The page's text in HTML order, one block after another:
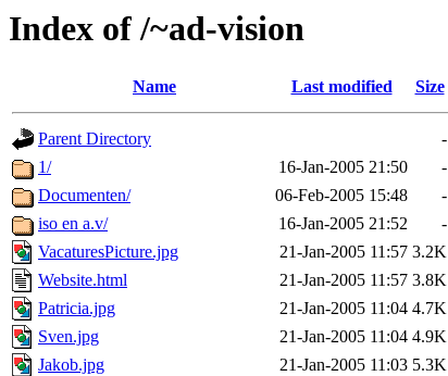
Index of /~ad-vision
Name Last modified Size
Parent Directory
-
1/
16-Jan-2005 21:50
-
Documenten/
06-Feb-2005 15:48
-
iso en a.v/
16-Jan-2005 21:52
-
VacaturesPicture.jpg
21-Jan-2005 11:57 3.2K
Website.html
21-Jan-2005 11:57 3.8K
Patricia.jpg
21-Jan-2005 11:04 4.7K
Sven.jpg
21-Jan-2005 11:04 4.9K
Jakob.jpg
21-Jan-2005 11:03 5.3K